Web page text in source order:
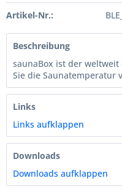
Artikel-Nr.:
Beschreibung
saunaBox ist der
Sie die Saunatemperatur
Links
Links aufklappen
Downloads
Downloads aufklappen